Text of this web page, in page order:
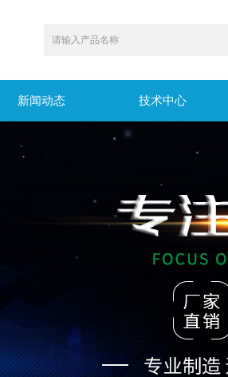
新闻动态 技术中心